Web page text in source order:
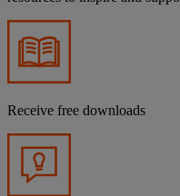
Receive free downloads